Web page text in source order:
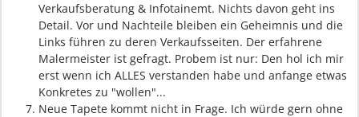
Verkaufsberatung & Infotainemt. Nichts davon geht ins
Detail. Vor und Nachteile bleiben ein Geheimnis und die
Links führen zu deren Verkaufsseiten. Der erfahrene
Malermeister ist gefragt. Probem ist nur: Den hol ich mir
erst wenn ich ALLES verstanden habe und anfange etwas
Konkretes zu "wollen"...
Neue Tapete kommt nicht in Frage. Ich würde gern ohne